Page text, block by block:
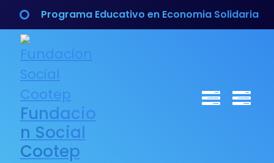
Saltar
al
contenido
Programa Educativo en Economia Solidaria
Fundacio
n Social
Cootep